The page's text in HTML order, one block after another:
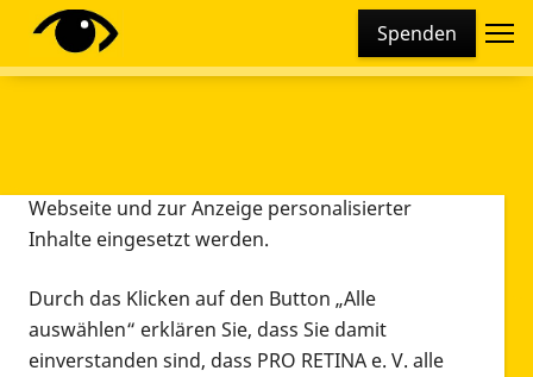
Spenden
Diese Webseite setzt verschiedene Cookies und
Tracking-Tools ein. Dies beinhaltet Cookies und
Webseite und zur Anzeige personalisierter
Inhalte eingesetzt werden.
Durch das Klicken auf den Button „Alle
auswählen“ erklären Sie, dass Sie damit
einverstanden sind, dass PRO RETINA e. V. alle